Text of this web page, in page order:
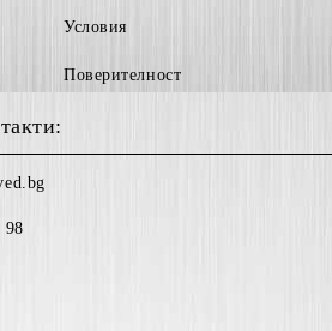
Условия
Поверителност
98